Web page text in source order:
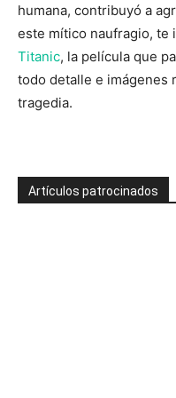
humana, contribuyó a
este mítico naufragio, te
Titanic, la película que
todo detalle e imágenes
tragedia.
Artículos patrocinados